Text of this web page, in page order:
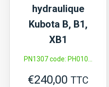
hydraulique
Kubota B, B1,
XB1
PN1307 code: PH010...
€240,00 TTC